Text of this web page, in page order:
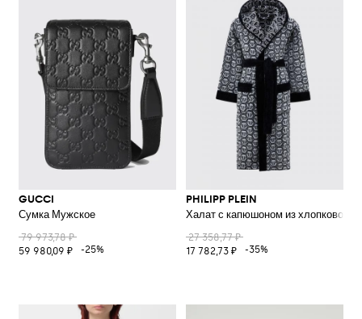
GUCCI
Сумка Мужское
79 973,78 ₽
59 980,09 ₽
-25%
PHILIPP PLEIN
Халат с капюшоном из хлопковой
27 358,77 ₽
17 782,73 ₽
-35%